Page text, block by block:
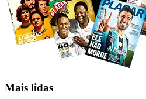
Mais lidas